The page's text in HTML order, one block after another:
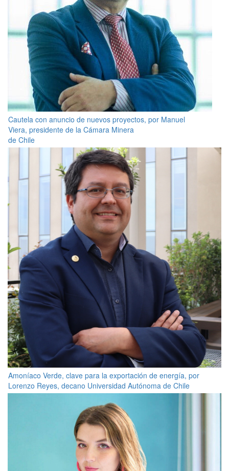
Cautela con anuncio de nuevos proyectos, por Manuel
Viera, presidente de la Cámara Minera
de Chile
Amoníaco Verde, clave para la exportación de energía, por
Lorenzo Reyes, decano Universidad Autónoma de Chile